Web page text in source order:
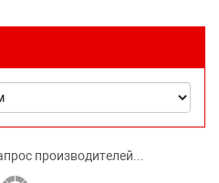
производителей...